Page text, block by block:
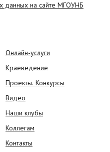
данных на сайте МГОУНБ
Онлайн-услуги
Краеведение
Проекты. Конкурсы
Видео
Наши клубы
Коллегам
Контакты